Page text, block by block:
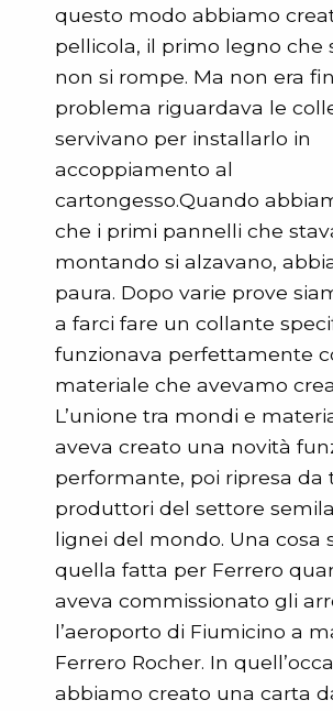
questo modo abbiamo
pellicola, il primo legno che
non si rompe. Ma non era
problema riguardava le
servivano per installarlo in
accoppiamento al
cartongesso.Quando
che i primi pannelli che
montando si alzavano,
paura. Dopo varie prove
a farci fare un collante
funzionava perfettamente
materiale che avevamo
L’unione tra mondi e
aveva creato una novità
performante, poi ripresa da
produttori del settore
lignei del mondo. Una cosa
quella fatta per Ferrero
aveva commissionato gli
l’aeroporto di Fiumicino a
Ferrero Rocher. In
abbiamo creato una carta